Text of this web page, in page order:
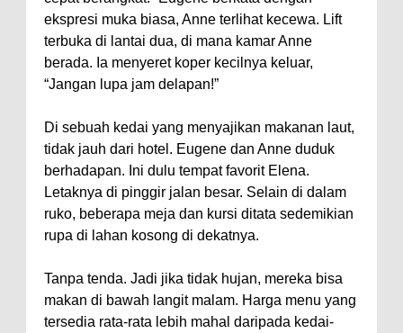
ekspresi muka biasa, Anne terlihat kecewa. Lift
terbuka di lantai dua, di mana kamar Anne
berada. Ia menyeret koper kecilnya keluar,
“Jangan lupa jam delapan!”
Di sebuah kedai yang menyajikan makanan laut,
tidak jauh dari hotel. Eugene dan Anne duduk
berhadapan. Ini dulu tempat favorit Elena.
Letaknya di pinggir jalan besar. Selain di dalam
ruko, beberapa meja dan kursi ditata sedemikian
rupa di lahan kosong di dekatnya.
Tanpa tenda. Jadi jika tidak hujan, mereka bisa
makan di bawah langit malam. Harga menu yang
tersedia rata-rata lebih mahal daripada kedai-